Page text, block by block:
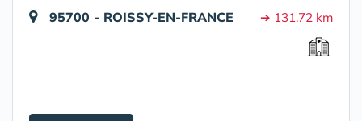
95700 - ROISSY-EN-FRANCE ➔ 131.72 km